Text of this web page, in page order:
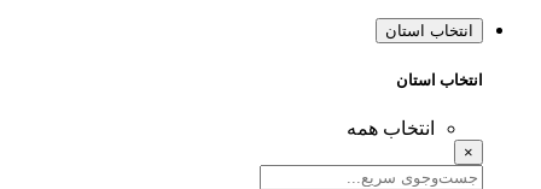
انتخاب استان
انتخاب استان
انتخاب همه
×